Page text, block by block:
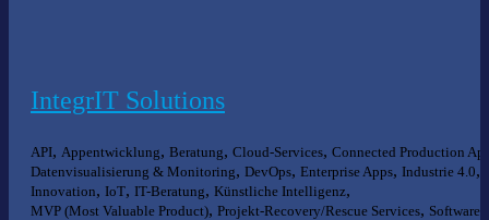
IntegrIT Solutions
API, Appentwicklung, Beratung, Cloud-Services, Connected Production
Datenvisualisierung & Monitoring, DevOps, Enterprise Apps, Industrie 4.0,
Innovation, IoT, IT-Beratung, Künstliche Intelligenz,
MVP (Most Valuable Product), Projekt-Recovery/Rescue Services, Software